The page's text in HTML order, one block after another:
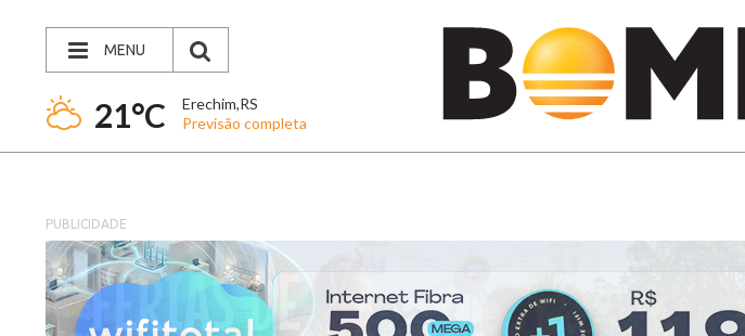
MENU
21°C
Erechim,RS
Previsão completa
PUBLICIDADE